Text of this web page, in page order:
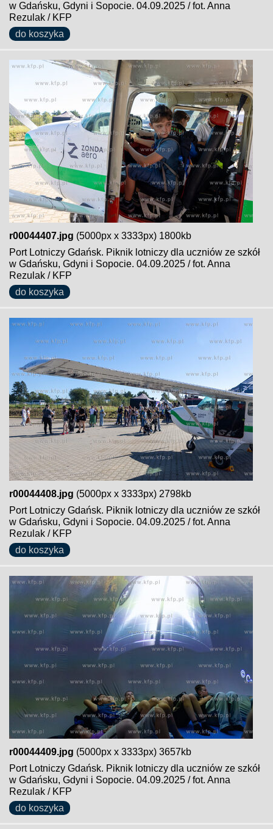
w Gdańsku, Gdyni i Sopocie. 04.09.2025 / fot. Anna
Rezulak / KFP
do koszyka
r00044407.jpg (5000px x 3333px) 1800kb
Port Lotniczy Gdańsk. Piknik lotniczy dla uczniów ze szkół
w Gdańsku, Gdyni i Sopocie. 04.09.2025 / fot. Anna
Rezulak / KFP
do koszyka
r00044408.jpg (5000px x 3333px) 2798kb
Port Lotniczy Gdańsk. Piknik lotniczy dla uczniów ze szkół
w Gdańsku, Gdyni i Sopocie. 04.09.2025 / fot. Anna
Rezulak / KFP
do koszyka
r00044409.jpg (5000px x 3333px) 3657kb
Port Lotniczy Gdańsk. Piknik lotniczy dla uczniów ze szkół
w Gdańsku, Gdyni i Sopocie. 04.09.2025 / fot. Anna
Rezulak / KFP
do koszyka